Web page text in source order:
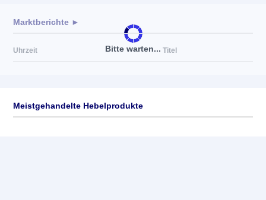
Bitte warten...
Marktberichte ►
Uhrzeit Titel
Meistgehandelte Hebelprodukte